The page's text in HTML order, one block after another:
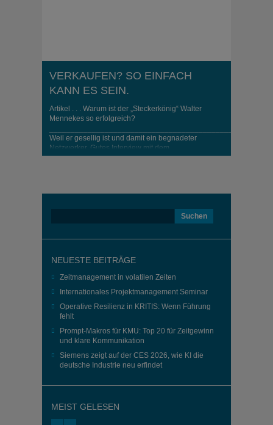
VERKAUFEN? SO EINFACH
KANN ES SEIN.
Artikel . . . Warum ist der „Steckerkönig“ Walter
Mennekes so erfolgreich?
Weil er gesellig ist und damit ein begnadeter
Netzwerker. Gutes Interview mit dem
geschäftsführenden Gesellschafter der Mennekes
NEUESTE BEITRÄGE
Zeitmanagement in volatilen Zeiten
Internationales Projektmanagement Seminar
Operative Resilienz in KRITIS: Wenn Führung
fehlt
Prompt-Makros für KMU: Top 20 für Zeitgewinn
und klare Kommunikation
Siemens zeigt auf der CES 2026, wie KI die
deutsche Industrie neu erfindet
MEIST GELESEN